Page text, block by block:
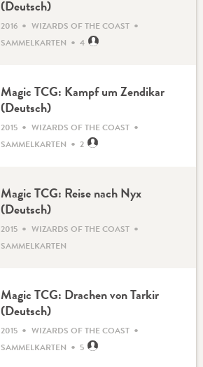
(Deutsch)
2016 • WIZARDS OF THE COAST •
SAMMELKARTEN • 4
Magic TCG: Kampf um Zendikar
(Deutsch)
2015 • WIZARDS OF THE COAST •
SAMMELKARTEN • 2
Magic TCG: Reise nach Nyx
(Deutsch)
2015 • WIZARDS OF THE COAST •
SAMMELKARTEN
Magic TCG: Drachen von Tarkir
(Deutsch)
2015 • WIZARDS OF THE COAST •
SAMMELKARTEN • 5